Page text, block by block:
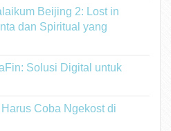
Beijing 2: Lost in
dan Spiritual yang
Solusi Digital untuk
Coba Ngekost di